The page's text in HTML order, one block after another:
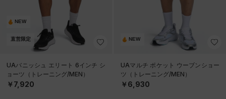
NEW
直営限定
UAバニッシュ エリート 6インチ シ
ョーツ（トレーニング/MEN）
￥7,920
NEW
UAマルチ ポケット ウーブンショー
ツ（トレーニング/MEN）
￥6,930